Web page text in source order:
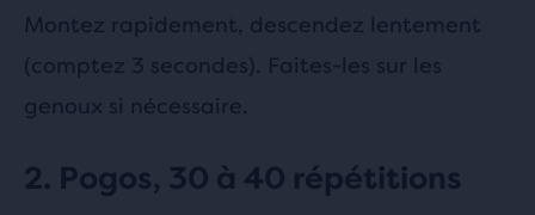
Montez rapidement, descendez lentement
(comptez 3 secondes). Faites-les sur les
genoux si nécessaire.
2. Pogos, 30 à 40 répétitions